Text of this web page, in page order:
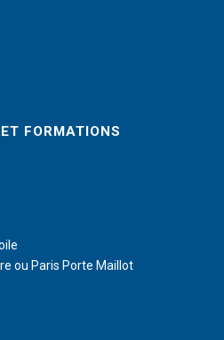
FORMATIONS
ou Paris Porte Maillot